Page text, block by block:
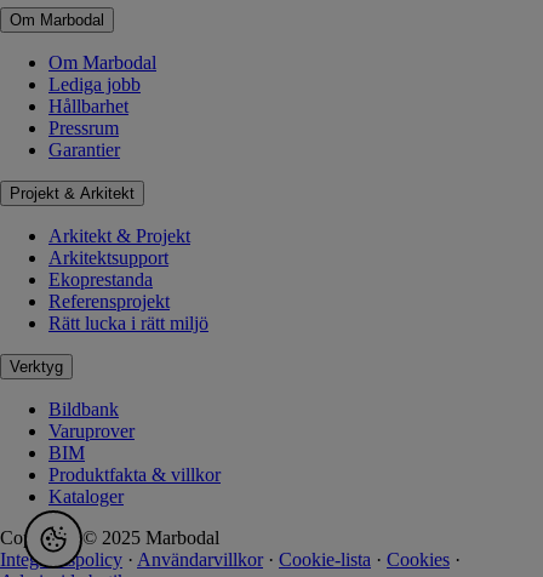
Om Marbodal
Om Marbodal
Lediga jobb
Hållbarhet
Pressrum
Garantier
Projekt & Arkitekt
Arkitekt & Projekt
Arkitektsupport
Ekoprestanda
Referensprojekt
Rätt lucka i rätt miljö
Verktyg
Bildbank
Varuprover
BIM
Produktfakta & villkor
Kataloger
Copyright © 2025 Marbodal
Integritetspolicy · Användarvillkor · Cookie-lista · Cookies ·